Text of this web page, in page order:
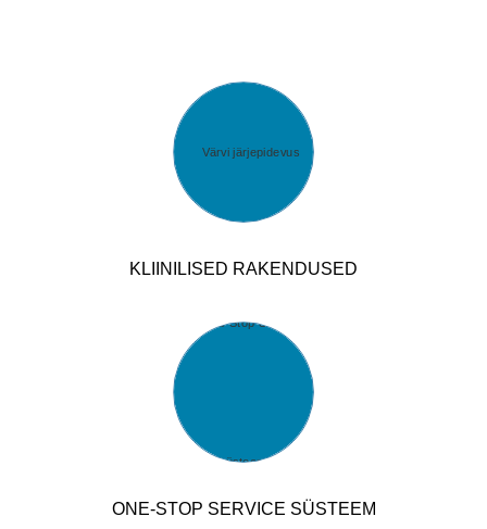
KLIINILISED RAKENDUSED
ONE-STOP SERVICE SÜSTEEM